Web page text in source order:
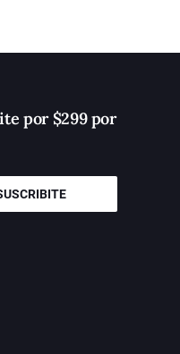
por $299 por